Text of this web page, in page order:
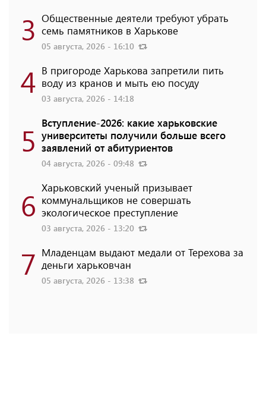
3 Общественные деятели требуют убрать
семь памятников в Харькове
05 августа, 2026 - 16:10
4 В пригороде Харькова запретили пить
воду из кранов и мыть ею посуду
03 августа, 2026 - 14:18
5 Вступление-2026: какие харьковские
университеты получили больше всего
заявлений от абитуриентов
04 августа, 2026 - 09:48
6 Харьковский ученый призывает
коммунальщиков не совершать
экологическое преступление
03 августа, 2026 - 13:20
7 Младенцам выдают медали от Терехова за
деньги харьковчан
05 августа, 2026 - 13:38